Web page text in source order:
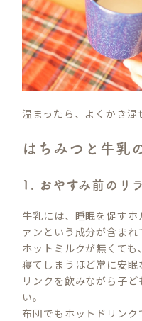
温まったら、よくかき混
はちみつと牛乳
1. おやすみ前のリ
牛乳には、睡眠を促す
ァンという成分が含まれ
ホットミルクが無くて
寝てしまうほど常に安
リンクを飲みながら子
い。
布団でもホットドリンク